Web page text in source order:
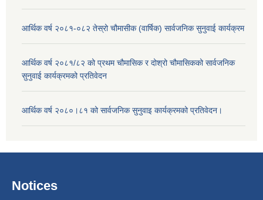
आर्थिक वर्ष २०८१-०८२ तेस्रो चौमासीक (वार्षिक) सार्वजनिक सुनुवाई कार्यक्रम
आर्थिक वर्ष २०८१/८२ को प्रथम चौमासिक र दोश्रो चौमासिकको सार्वजनिक
सुनुवाई कार्यक्रमको प्रतिवेदन
आर्थिक वर्ष २०८०।८१ को सार्वजनिक सुनुवाइ कार्यक्रमको प्रतिवेदन।
Notices